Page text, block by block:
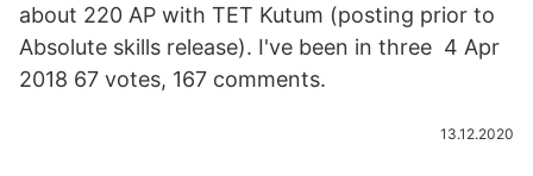
about 220 AP with TET Kutum (posting prior to
Absolute skills release). I've been in three 4 Apr
2018 67 votes, 167 comments.
13.12.2020